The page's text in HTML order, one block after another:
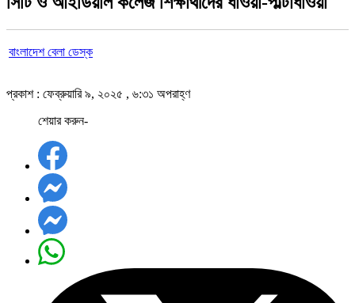
বাংলাদেশ বেলা ডেস্ক
প্রকাশ : ফেব্রুয়ারি ৯, ২০২৫ , ৬:৩১ অপরাহ্ণ
শেয়ার করুন-